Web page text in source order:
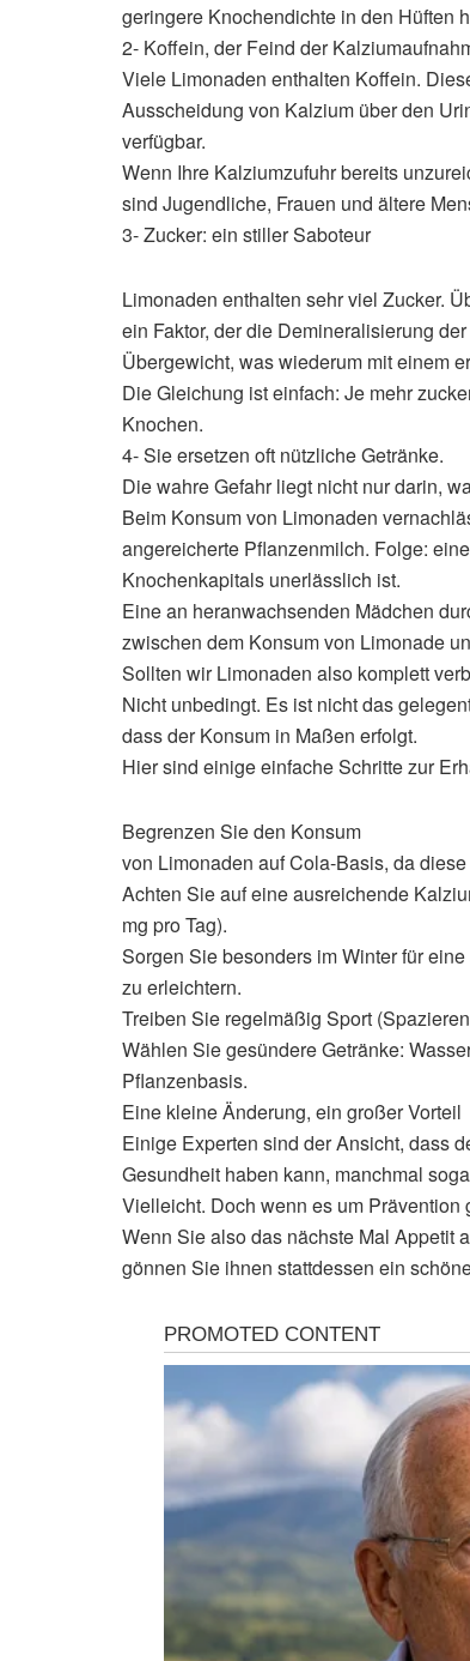
geringere Knochendichte in den Hüften
2- Koffein, der Feind der
Viele Limonaden enthalten Koffein.
Ausscheidung von Kalzium über den
verfügbar.
Wenn Ihre Kalziumzufuhr bereits
sind Jugendliche, Frauen und ältere
3- Zucker: ein stiller Saboteur
Limonaden enthalten sehr viel Zucker.
ein Faktor, der die Demineralisierung
Übergewicht, was wiederum mit einem
Die Gleichung ist einfach: Je mehr
Knochen.
4- Sie ersetzen oft nützliche Getränke.
Die wahre Gefahr liegt nicht nur darin,
Beim Konsum von Limonaden
angereicherte Pflanzenmilch. Folge:
Knochenkapitals unerlässlich ist.
Eine an heranwachsenden Mädchen
zwischen dem Konsum von Limonade
Sollten wir Limonaden also komplett
Nicht unbedingt. Es ist nicht das
dass der Konsum in Maßen erfolgt.
Hier sind einige einfache Schritte zur
Begrenzen Sie den Konsum
von Limonaden auf Cola-Basis, da
Achten Sie auf eine ausreichende
mg pro Tag).
Sorgen Sie besonders im Winter für
zu erleichtern.
Treiben Sie regelmäßig Sport
Wählen Sie gesündere Getränke:
Pflanzenbasis.
Eine kleine Änderung, ein großer Vorteil
Einige Experten sind der Ansicht, dass
Gesundheit haben kann, manchmal
Vielleicht. Doch wenn es um
Wenn Sie also das nächste Mal Appetit
gönnen Sie ihnen stattdessen ein